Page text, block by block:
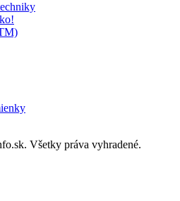
Všetky práva vyhradené.